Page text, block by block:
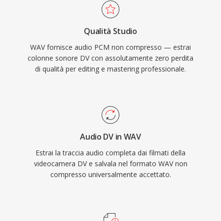
acquisizione affidabile.
dati memorizzati sono una rappresentazione
digitale esatta della registrazione originale,
rendendolo la scelta preferita per mastering e
archiviazione. WAV supporta anche metadati
integrati attraverso chunk INFO e BWF,
consentendo timestamp e note di produzione.
circa 10 MB — e la struttura RIFF a 32 bit
Qualità Studio
WAV fornisce audio PCM non compresso — estrai
colonne sonore DV con assolutamente zero perdita
di qualità per editing e mastering professionale.
Audio DV in WAV
Estrai la traccia audio completa dai filmati della
videocamera DV e salvala nel formato WAV non
compresso universalmente accettato.